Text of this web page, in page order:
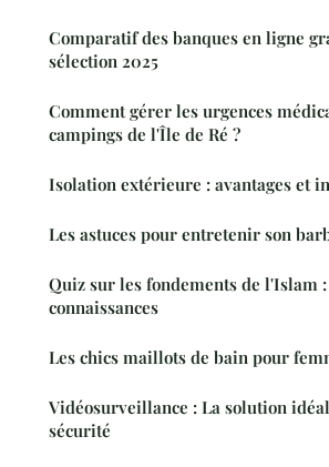
Comparatif des banques en ligne
sélection 2025
Comment gérer les urgences
campings de l'Île de Ré ?
Isolation extérieure : avantages et
Les astuces pour entretenir son
Quiz sur les fondements de l'Islam :
connaissances
Les chics maillots de bain pour
Vidéosurveillance : La solution
sécurité